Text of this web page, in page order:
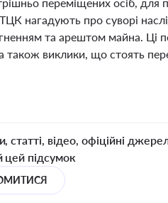
нагадують про суворі
та арештом майна. Ці
також виклики, що стоять
відео, офіційні
підсумок